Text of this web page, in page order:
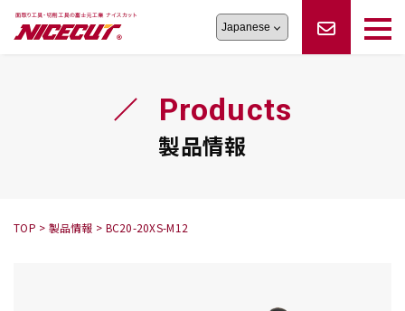
旋盤工具シリーズ
シリーズ
オーダー品依頼
フェイス・ショルダーシリーズかんたんオーダー
トラブルシューティング
ロックピンの逆ジメに注意
Products
製品情報
TOP > 製品情報 > BC20-20XS-M12